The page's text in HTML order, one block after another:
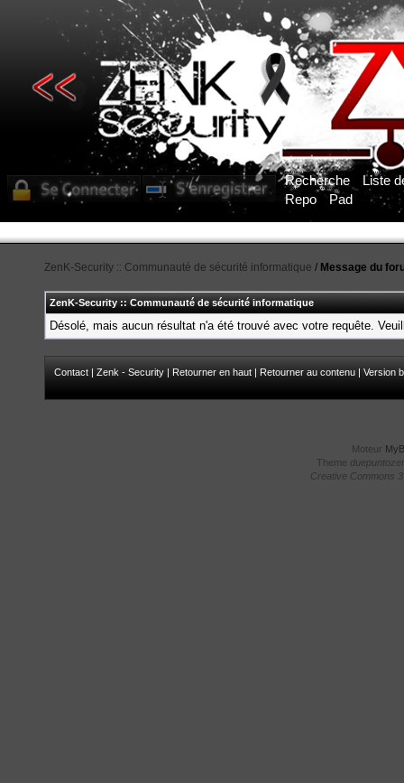
Recherche
Liste
Repo
Pad
ZenK-Security :: Communauté de sécurité informatique / Message du
ZenK-Security :: Communauté de sécurité informatique
Désolé, mais aucun résultat n'a été trouvé avec votre requête.
Contact | Zenk - Security | Retourner en haut | Retourner au contenu | Version
Moteur
Theme
Creative Commons